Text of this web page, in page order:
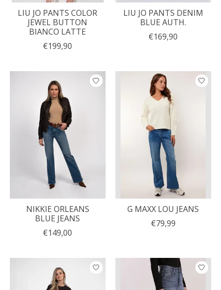
LIU JO PANTS COLOR
JEWEL BUTTON
BIANCO LATTE
€199,90
LIU JO PANTS DENIM
BLUE AUTH.
€169,90
NIKKIE ORLEANS
BLUE JEANS
€149,00
G MAXX LOU JEANS
€79,99